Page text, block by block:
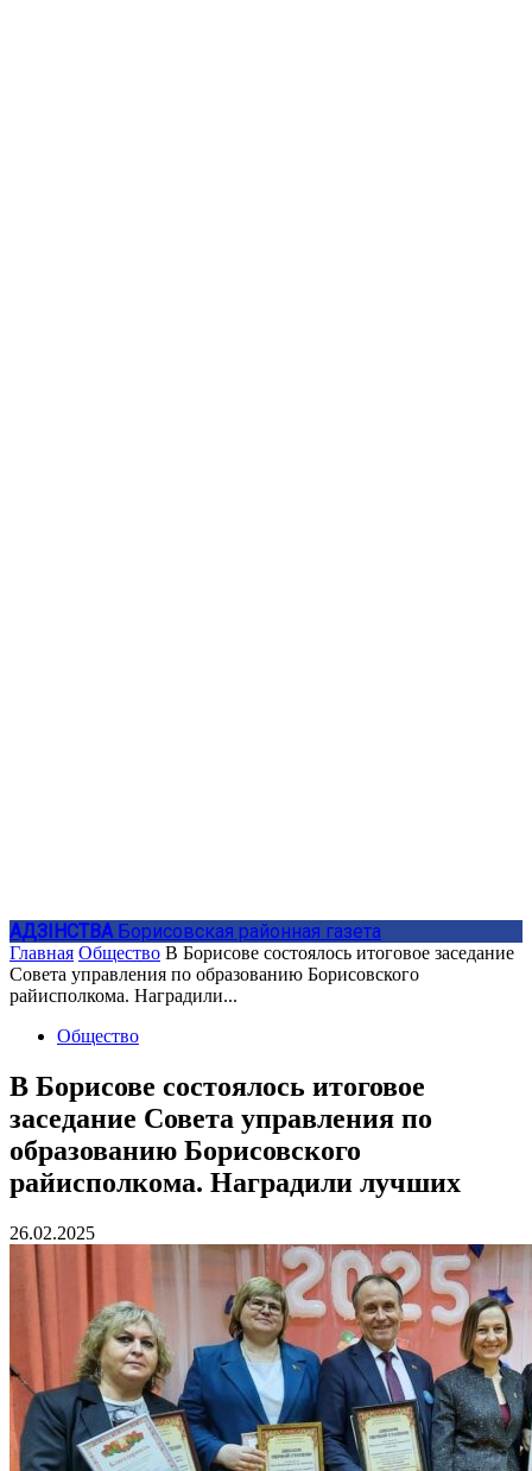
АДЗIНСТВА Борисовская районная газета
Главная Общество В Борисове состоялось итоговое заседание
Совета управления по образованию Борисовского
райисполкома. Наградили...
Общество
В Борисове состоялось итоговое
заседание Совета управления по
образованию Борисовского
райисполкома. Наградили лучших
26.02.2025